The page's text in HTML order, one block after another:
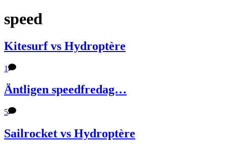
speed
Kitesurf vs Hydroptère
1
Äntligen speedfredag…
5
Sailrocket vs Hydroptère